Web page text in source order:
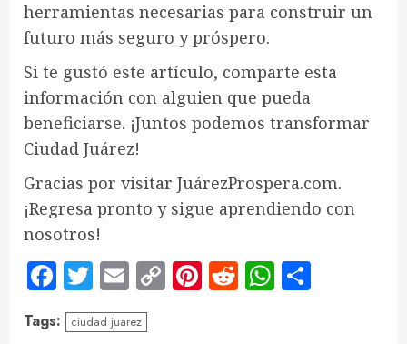
herramientas necesarias para construir un
futuro más seguro y próspero.
Si te gustó este artículo, comparte esta
información con alguien que pueda
beneficiarse. ¡Juntos podemos transformar
Ciudad Juárez!
Gracias por visitar JuárezProspera.com.
¡Regresa pronto y sigue aprendiendo con
nosotros!
Facebook
Twitter
EmailCopy
Link
Pinterest
RedditWhatsApp
Tags: ciudad juarez